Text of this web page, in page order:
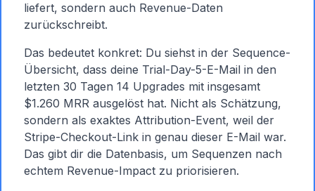
liefert, sondern auch Revenue-Daten
zurückschreibt.
Das bedeutet konkret: Du siehst in der Sequence-
Übersicht, dass deine Trial-Day-5-E-Mail in den
letzten 30 Tagen 14 Upgrades mit insgesamt
$1.260 MRR ausgelöst hat. Nicht als Schätzung,
sondern als exaktes Attribution-Event, weil der
Stripe-Checkout-Link in genau dieser E-Mail war.
Das gibt dir die Datenbasis, um Sequenzen nach
echtem Revenue-Impact zu priorisieren.